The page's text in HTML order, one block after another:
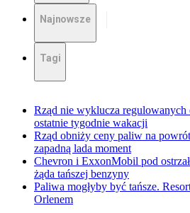
Najnowsze
Tagi
Rząd nie wyklucza
ostatnie tygodnie wakacji
Rząd obniży ceny paliw na
zapadną lada moment
Chevron i ExxonMobil pod
żąda tańszej benzyny
Paliwa mogłyby być tańsze.
Orlenem